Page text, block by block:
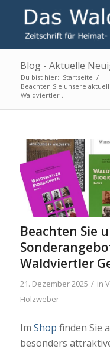
Blog - Aktuelle
Du bist hier: Startseite /
Beachten Sie unsere
Waldviertler ...
Beachten Sie
Waldviertler
21. Dezember 2025 / in
Holzweber
Im Shop finden Sie
besonders